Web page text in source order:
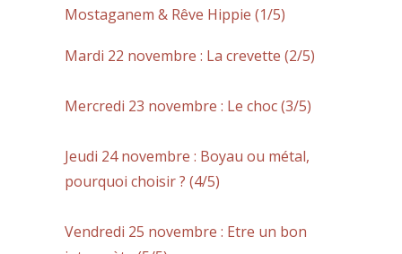
Mostaganem & Rêve Hippie (1/5)
Mardi 22 novembre : La crevette (2/5)
Mercredi 23 novembre : Le choc (3/5)
Jeudi 24 novembre : Boyau ou métal,
pourquoi choisir ? (4/5)
Vendredi 25 novembre : Etre un bon